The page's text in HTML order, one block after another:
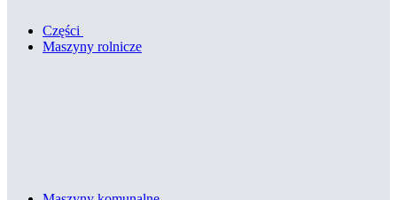
Części
Maszyny rolnicze